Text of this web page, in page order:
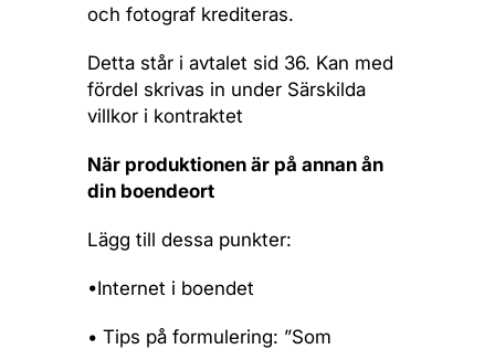
och fotograf krediteras.
Detta står i avtalet sid 36. Kan med
fördel skrivas in under Särskilda
villkor i kontraktet
När produktionen är på annan ån
din boendeort
Lägg till dessa punkter:
•Internet i boendet
• Tips på formulering: ”Som